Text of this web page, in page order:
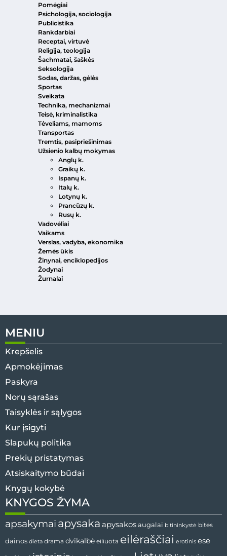
Pomėgiai
Psichologija, sociologija
Publicistika
Rankdarbiai
Receptai, virtuvė
Religija, teologija
Šachmatai, šaškės
Seksologija
Sodas, daržas, gėlės
Sportas
Sveikata
Technika, mechanizmai
Teisė, kriminalistika
Tėveliams, mamoms
Transportas
Tremtis, pasipriešinimas
Užsienio kalbų mokymas
Anglų k.
Graikų k.
Ispanų k.
Italų k.
Lotynų k.
Prancūzų k.
Rusų k.
Vadovėliai
Vaikams
Verslas, vadyba, ekonomika
Žemės ūkis
Žinynai, enciklopedijos
Žodynai
Žurnalai
MENIU
Krepšelis
Apmokėjimas
Paskyra
Norų sąrašas
Taisyklės ir sąlygos
Kur įsigyti
Slapukų politika
Prekių pristatymas
Atsiskaitymo būdai
Knygų kokybė
KNYGOS ŽYMA
apsakymai apysaka apysakos augalai bitininkystė bitės
dainos dieta drama dvikalbė eiliuota eilėraščiai erotinis esė